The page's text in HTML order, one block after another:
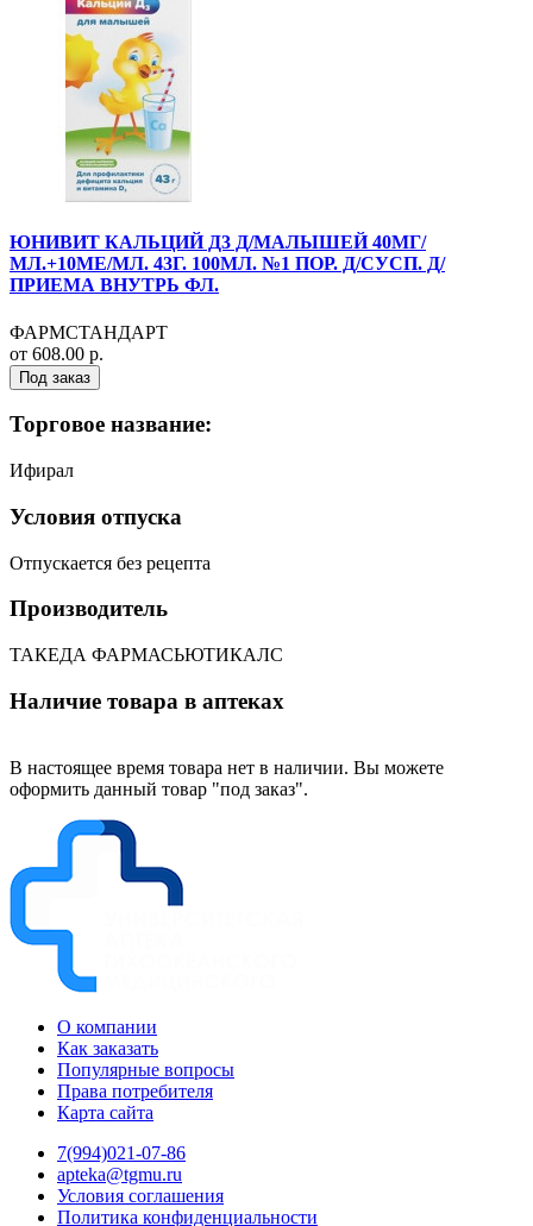
ЮНИВИТ КАЛЬЦИЙ Д3 Д/МАЛЫШЕЙ 40МГ/
МЛ.+10МЕ/МЛ. 43Г. 100МЛ. №1 ПОР. Д/СУСП. Д/
ПРИЕМА ВНУТРЬ ФЛ.
ФАРМСТАНДАРТ
от 608.00 р.
Под заказ
Торговое название:
Ифирал
Условия отпуска
Отпускается без рецепта
Производитель
ТАКЕДА ФАРМАСЬЮТИКАЛС
Наличие товара в аптеках
В настоящее время товара нет в наличии. Вы можете
оформить данный товар "под заказ".
О компании
Как заказать
Популярные вопросы
Права потребителя
Карта сайта
7(994)021-07-86
apteka@tgmu.ru
Условия соглашения
Политика конфиденциальности